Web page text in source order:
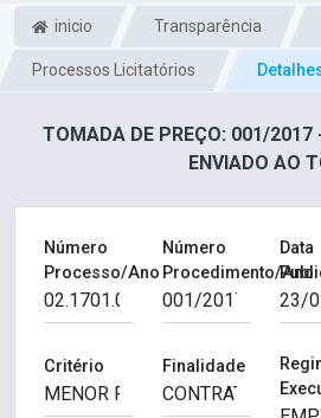
inicio Transparência
Processos Licitatórios
TOMADA DE PREÇO: 001/2017
ENVIADO AO
Número
Processo/Ano
Número
Procedimento/Ano
Data
Critério Finalidade